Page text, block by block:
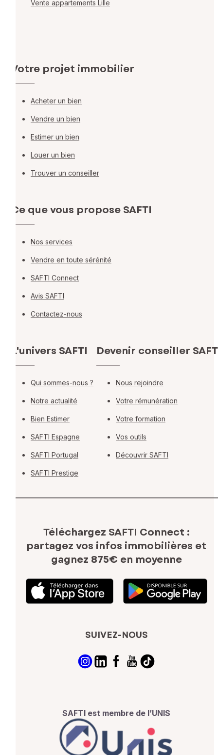
Vente appartements Lille
Votre projet immobilier
Acheter un bien
Vendre un bien
Estimer un bien
Louer un bien
Trouver un conseiller
Ce que vous propose SAFTI
Nos services
Vendre en toute sérénité
SAFTI Connect
Avis SAFTI
Contactez-nous
L'univers SAFTI
Qui sommes-nous ?
Notre actualité
Bien Estimer
SAFTI Espagne
SAFTI Portugal
SAFTI Prestige
Devenir conseiller
Nous rejoindre
Votre rémunération
Votre formation
Vos outils
Découvrir SAFTI
Téléchargez SAFTI Connect :
partagez vos infos immobilières et
gagnez 875€ en moyenne
SUIVEZ-NOUS
SAFTI est membre de l’UNIS